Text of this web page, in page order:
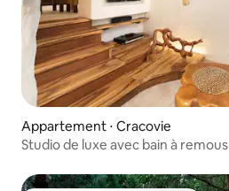
Appartement ⋅ Cracovie
Studio de luxe avec bain à remous